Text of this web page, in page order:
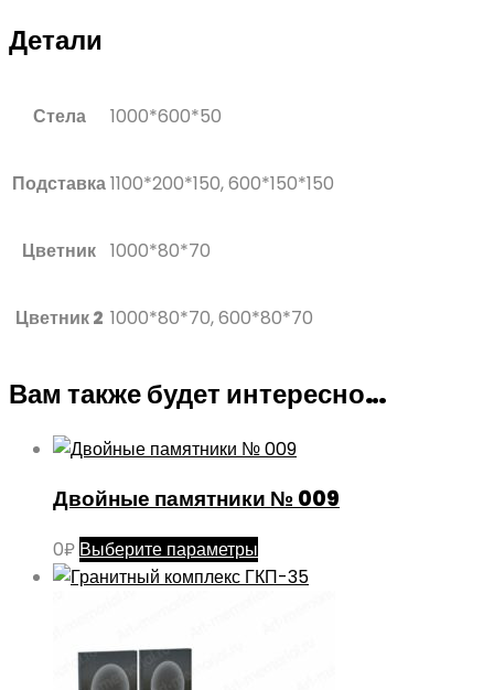
Детали
Стела 1000*600*50
Подставка1100*200*150, 600*150*150
Цветник 1000*80*70
Цветник 2 1000*80*70, 600*80*70
Вам также будет интересно…
Двойные памятники № 009
0₽ Выберите параметры
товар